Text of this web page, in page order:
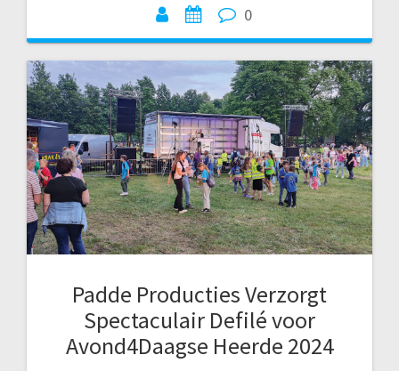
0
Padde Producties Verzorgt
Spectaculair Defilé voor
Avond4Daagse Heerde 2024